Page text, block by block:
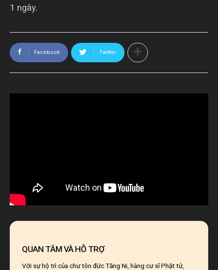
1 ngày.
Facebook Twitter
QUAN TÂM VÀ HỖ TRỢ
Với sự hộ trì của chư tôn đức Tăng Ni, hàng cư sĩ Phật tử,